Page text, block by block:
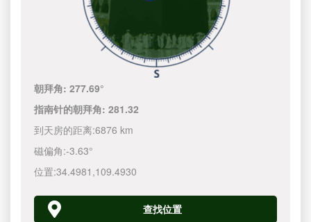
朝拜角:277.69°
指南针的朝拜角:281.32
到天房的距离:6876 km
磁偏角:-3.63°
位置:34.4981 ,109.4930
查找位置